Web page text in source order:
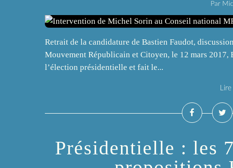
Par
Retrait de la candidature de Bastien Faudot,
Mouvement Républicain et Citoyen, le 12 mars 2017,
l’élection présidentielle et fait le...
Présidentielle : les